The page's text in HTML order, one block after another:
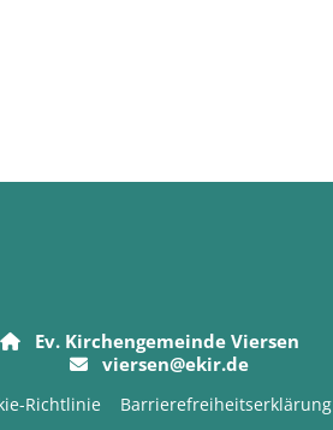
Ev. Kirchengemeinde Viersen
viersen@ekir.de
Richtlinie Barrierefreiheitserklärung